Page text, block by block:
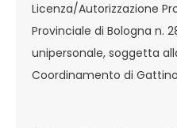
Licenza/Autorizzazione
Provinciale di Bologna n.
unipersonale, soggetta
Coordinamento di